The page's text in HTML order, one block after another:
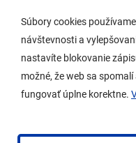
Súbory cookies
návštevnosti a
nastavíte blokovanie
možné, že web sa
fungovať úplne korektne.
O Lamači
Mobilná aplikácia
Kontakty